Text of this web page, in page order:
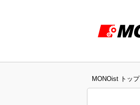
MONOist トップ